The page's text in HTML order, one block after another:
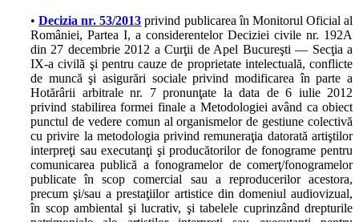
•Decizia nr. 53/2013 privind publicarea în Monitorul Oficial al
României, Partea I, a considerentelor Deciziei civile nr. 192A
din 27 decembrie 2012 a Curţii de Apel Bucureşti — Secţia a
IX-a civilă şi pentru cauze de proprietate intelectuală, conflicte
de muncă şi asigurări sociale privind modificarea în parte a
Hotărârii arbitrale nr. 7 pronunţate la data de 6 iulie 2012
privind stabilirea formei finale a Metodologiei având ca obiect
punctul de vedere comun al organismelor de gestiune colectivă
cu privire la metodologia privind remuneraţia datorată artiştilor
interpreţi sau executanţi şi producătorilor de fonograme pentru
comunicarea publică a fonogramelor de comerţ/fonogramelor
publicate în scop comercial sau a reproducerilor acestora,
precum şi/sau a prestaţiilor artistice din domeniul audiovizual,
în scop ambiental şi lucrativ, şi tabelele cuprinzând drepturile